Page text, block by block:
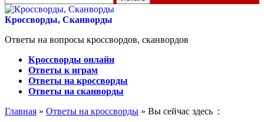
для:
Кроссворды, Сканворды
Ответы на вопросы кроссвордов, сканвордов
Кроссворды онлайн
Ответы к играм
Ответы на кроссворды
Ответы на сканворды
Главная » Ответы на кроссворды » Вы сейчас здесь :